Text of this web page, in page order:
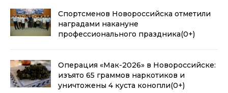
Спортсменов Новороссийска отметили
наградами накануне
профессионального праздника(0+)
Операция «Мак-2026» в Новороссийске:
изъято 65 граммов наркотиков и
уничтожены 4 куста конопли(0+)